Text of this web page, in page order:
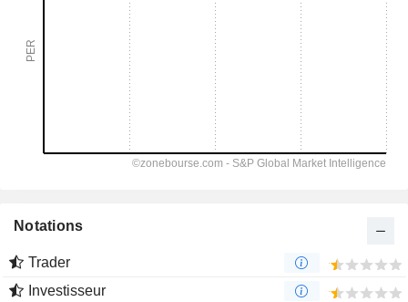
Notations
Trader
Investisseur